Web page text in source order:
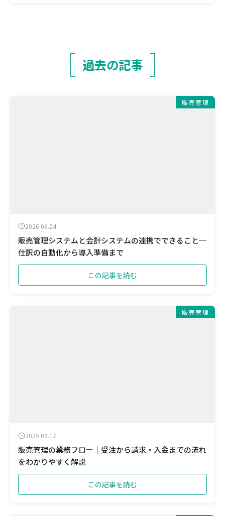
過去の記事
販売管理
2026.06.24
販売管理システムと会計システムの連携でできること─
仕訳の自動化から導入準備まで
この記事を読む
販売管理
2025.09.17
販売管理の業務フロー｜受注から請求・入金までの流れ
をわかりやすく解説
この記事を読む